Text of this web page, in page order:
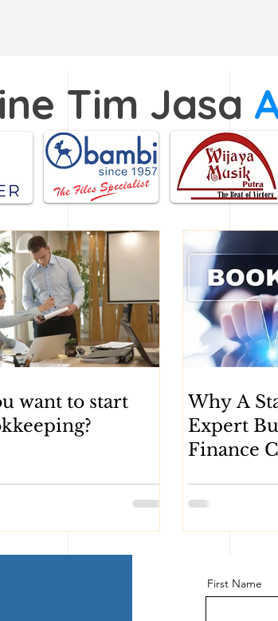
Tim Jasa
want to start
Why A
Expert
Finance
First Name